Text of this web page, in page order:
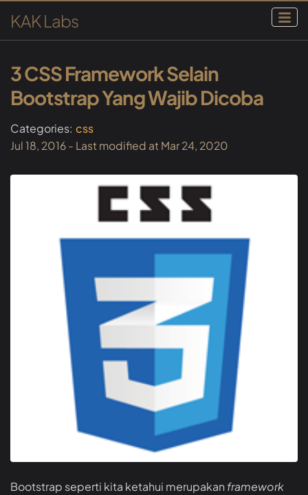
KAK Labs
3 CSS Framework Selain
Bootstrap Yang Wajib Dicoba
Categories: css
Jul 18, 2016 - Last modified at Mar 24, 2020
Bootstrap seperti kita ketahui merupakan framework